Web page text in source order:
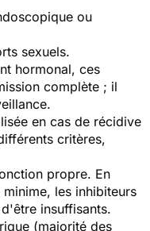
ou
sexuels.
hormonal, ces
complète ; il
en cas de récidive
critères,
propre. En
les inhibiteurs
insuffisants.
(majorité des